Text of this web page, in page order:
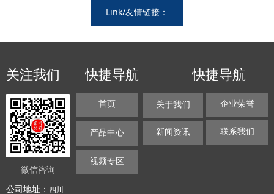
Link/友情链接：
关注我们
微信咨询
快捷导航
首页
产品中心
关于我们
新闻资讯
企业荣誉
视频专区
联系我们
快捷导航
公司地址： 四川